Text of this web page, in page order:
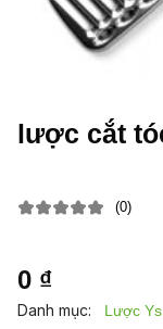
lược cắt
(0)
0 ₫
Danh mục: Lược